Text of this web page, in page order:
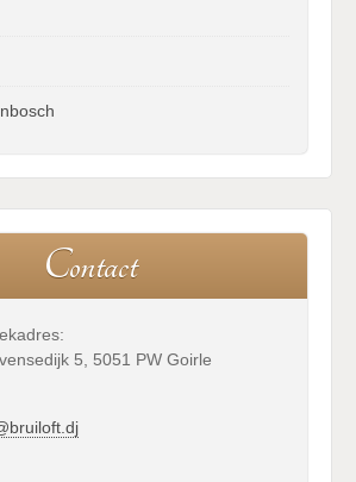
Contact
5, 5051 PW Goirle